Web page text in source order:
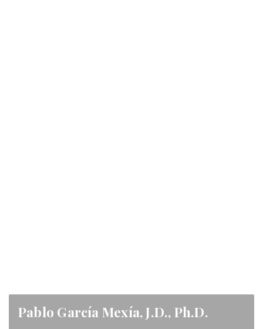
Pablo García Mexía, J.D., Ph.D.